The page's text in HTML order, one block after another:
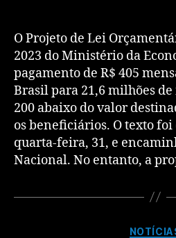
O Projeto de Lei
2023 do Ministério da
pagamento de R$ 405
Brasil para 21,6 milhões
200 abaixo do valor
os beneficiários. O texto
quarta-feira, 31, e
Nacional. No entanto, a